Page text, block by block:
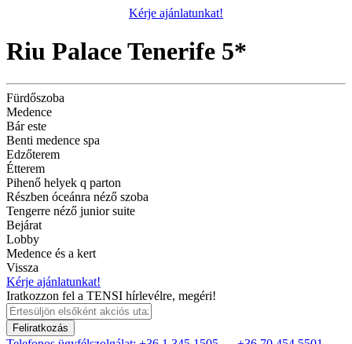
Kérje ajánlatunkat!
Riu Palace Tenerife 5*
Fürdőszoba
Medence
Bár este
Benti medence spa
Edzőterem
Étterem
Pihenő helyek q parton
Részben óceánra néző szoba
Tengerre néző junior suite
Bejárat
Lobby
Medence és a kert
Vissza
Kérje ajánlatunkat!
Iratkozzon fel a TENSI hírlevélre, megéri!
Feliratkozás